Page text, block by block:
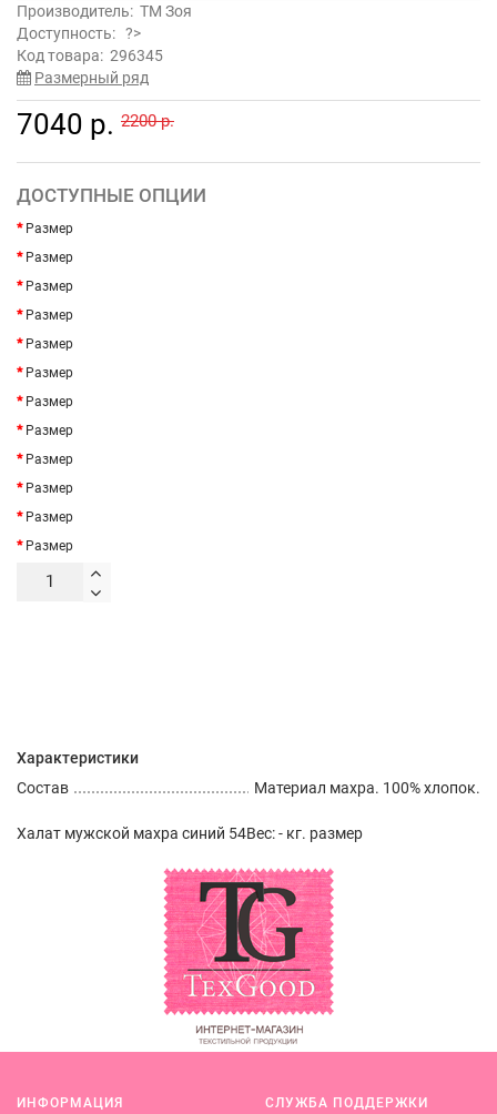
Производитель: ТМ Зоя
Доступность: ?>
Код товара: 296345
Размерный ряд
7040 р. 2200 р.
ДОСТУПНЫЕ ОПЦИИ
Размер
Размер
Размер
Размер
Размер
Размер
Размер
Размер
Размер
Размер
Размер
Размер
Характеристики
Состав
Материал махра. 100% хлопок.
Халат мужской махра синий 54Вес: - кг. размер
ИНФОРМАЦИЯ СЛУЖБА ПОДДЕРЖКИ